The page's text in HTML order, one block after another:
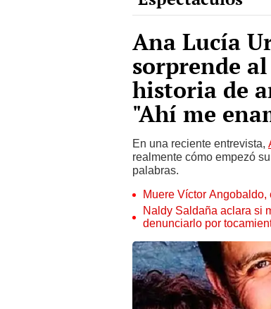
Ana Lucía
sorprende
historia de
"Ahí me
En una reciente entrevista,
realmente cómo empezó
palabras.
Muere Víctor Angobaldo,
Naldy Saldaña aclara si
denunciarlo por